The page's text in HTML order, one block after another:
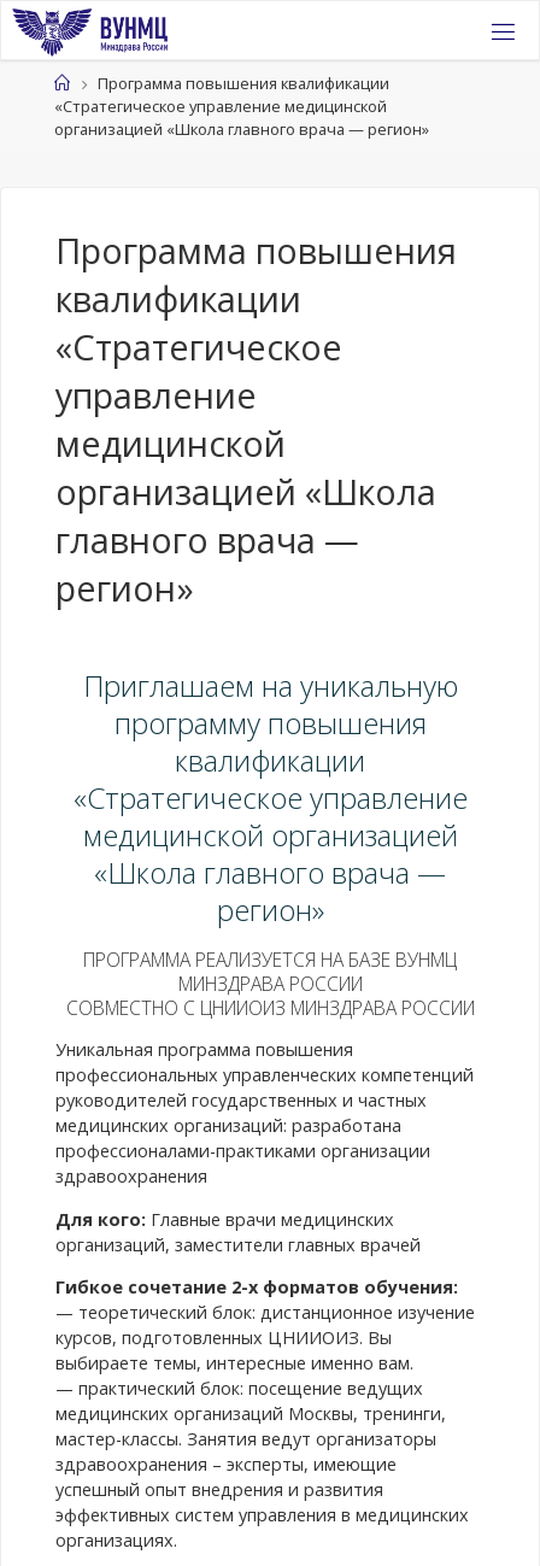
Перейти
содержимому
ГлавнаяПрограмма повышения квалификации
«Стратегическое управление медицинской
организацией «Школа главного врача — регион»
Программа повышения
квалификации
«Стратегическое
управление
медицинской
организацией «Школа
главного врача —
регион»
Приглашаем на уникальную
программу повышения
квалификации
«Стратегическое управление
медицинской организацией
«Школа главного врача —
регион»
ПРОГРАММА РЕАЛИЗУЕТСЯ НА БАЗЕ ВУНМЦ
МИНЗДРАВА РОССИИ
СОВМЕСТНО С ЦНИИОИЗ МИНЗДРАВА РОССИИ
Уникальная программа повышения
профессиональных управленческих компетенций
руководителей государственных и частных
медицинских организаций: разработана
профессионалами-практиками организации
здравоохранения
Для кого: Главные врачи медицинских
организаций, заместители главных врачей
Гибкое сочетание 2-х форматов обучения:
— теоретический блок: дистанционное изучение
курсов, подготовленных ЦНИИОИЗ. Вы
выбираете темы, интересные именно вам.
— практический блок: посещение ведущих
медицинских организаций Москвы, тренинги,
мастер-классы. Занятия ведут организаторы
здравоохранения – эксперты, имеющие
успешный опыт внедрения и развития
эффективных систем управления в медицинских
организациях.